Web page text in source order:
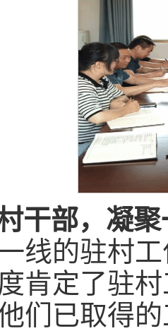
干部，凝
线的驻村
肯定了驻
们已取得